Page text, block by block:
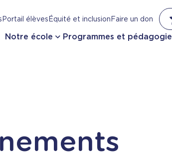
Portail élèvesÉquité et inclusionFaire un don
Notre école Programmes et pédagogie